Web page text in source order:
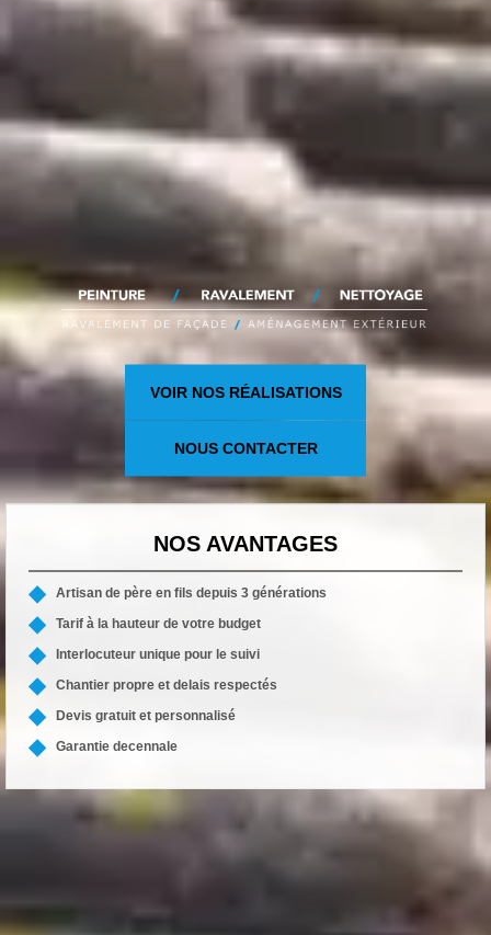
VOIR NOS RÉALISATIONS
NOUS CONTACTER
NOS AVANTAGES
Artisan de père en fils depuis 3 générations
Tarif à la hauteur de votre budget
Interlocuteur unique pour le suivi
Chantier propre et delais respectés
Devis gratuit et personnalisé
Garantie decennale